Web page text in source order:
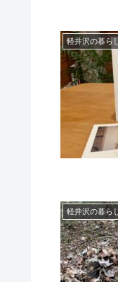
軽井沢の暮ら
軽井沢の暮ら